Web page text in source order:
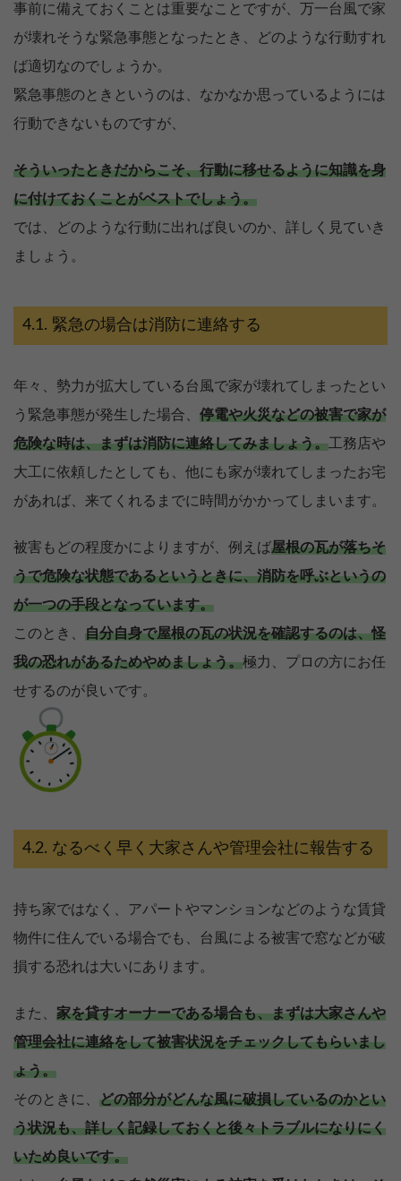
事前に備えておくことは重要なことですが、万一台風で家
が壊れそうな緊急事態となったとき、どのような行動すれ
ば適切なのでしょうか。
緊急事態のときというのは、なかなか思っているようには
行動できないものですが、
そういったときだからこそ、行動に移せるように知識を身
に付けておくことがベストでしょう。
では、どのような行動に出れば良いのか、詳しく見ていき
ましょう。
緊急の場合は消防に連絡する
年々、勢力が拡大している台風で家が壊れてしまったとい
う緊急事態が発生した場合、 停電や火災などの被害で家が
危険な時は、まずは消防に連絡してみましょう。 工務店や
大工に依頼したとしても、他にも家が壊れてしまったお宅
があれば、来てくれるまでに時間がかかってしまいます。
被害もどの程度かによりますが、例えば屋根の瓦が落ちそ
うで危険な状態であるというときに、消防を呼ぶというの
が一つの手段となっています。
このとき、 自分自身で屋根の瓦の状況を確認するのは、怪
我の恐れがあるためやめましょう。極力、プロの方にお任
せするのが良いです。
なるべく早く大家さんや管理会社に報告する
持ち家ではなく、アパートやマンションなどのような賃貸
物件に住んでいる場合でも、台風による被害で窓などが破
損する恐れは大いにあります。
また、 家を貸すオーナーである場合も、まずは大家さんや
管理会社に連絡をして被害状況をチェックしてもらいまし
ょう。
そのときに、 どの部分がどんな風に破損しているのかとい
う状況も、詳しく記録しておくと後々トラブルになりにく
いため良いです。